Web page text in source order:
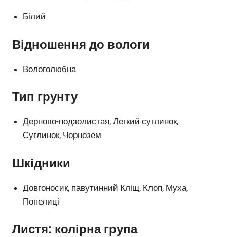
Білий
Відношення до вологи
Вологолюбна
Тип грунту
Дерново-подзолистая, Легкий суглинок,
Суглинок, Чорнозем
Шкідники
Довгоносик, павутинний Кліщ, Клоп, Муха,
Попелиці
Листя: колірна група